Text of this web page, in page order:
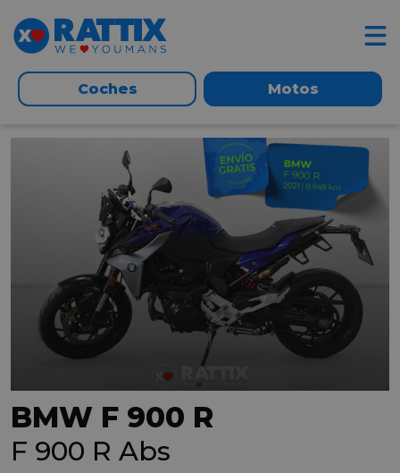
Coches Motos
BMW F 900 R
F 900 R Abs